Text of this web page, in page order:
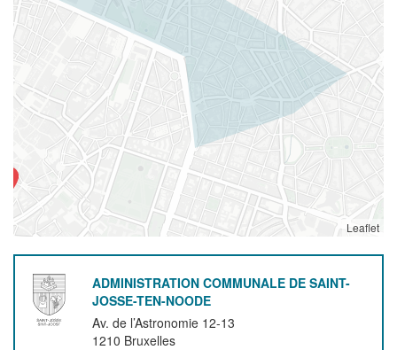
Leaflet
ADMINISTRATION COMMUNALE DE SAINT-
JOSSE-TEN-NOODE
Av. de l’Astronomie 12-13
1210 Bruxelles